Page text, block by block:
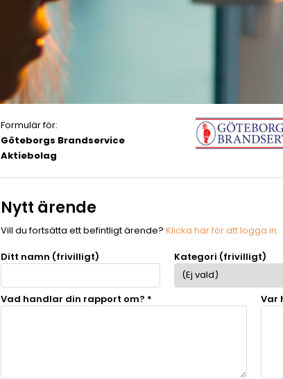
Formulär för:
Göteborgs Brandservice
Aktiebolag
Nytt ärende
Vill du fortsätta ett befintligt ärende? Klicka här för att logga in.
Ditt namn (frivilligt)
Kategori (frivilligt)
Vad handlar din rapport om? * Var